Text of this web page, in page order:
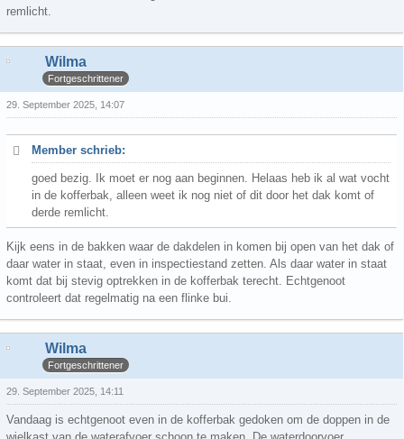
remlicht.
Wilma
Fortgeschrittener
29. September 2025, 14:07
Member schrieb:
goed bezig. Ik moet er nog aan beginnen. Helaas heb ik al wat vocht
in de kofferbak, alleen weet ik nog niet of dit door het dak komt of
derde remlicht.
Kijk eens in de bakken waar de dakdelen in komen bij open van het dak of
daar water in staat, even in inspectiestand zetten. Als daar water in staat
komt dat bij stevig optrekken in de kofferbak terecht. Echtgenoot
controleert dat regelmatig na een flinke bui.
Wilma
Fortgeschrittener
29. September 2025, 14:11
Vandaag is echtgenoot even in de kofferbak gedoken om de doppen in de